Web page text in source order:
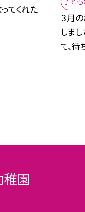
てくれた
３月
しま
て、待
園